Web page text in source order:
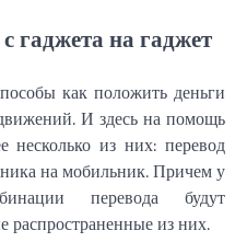
гаджета на гаджет
как положить деньги
И здесь на помощь
несколько из них: перевод
на мобильник. Причем у
перевода будут
распространенные из них.